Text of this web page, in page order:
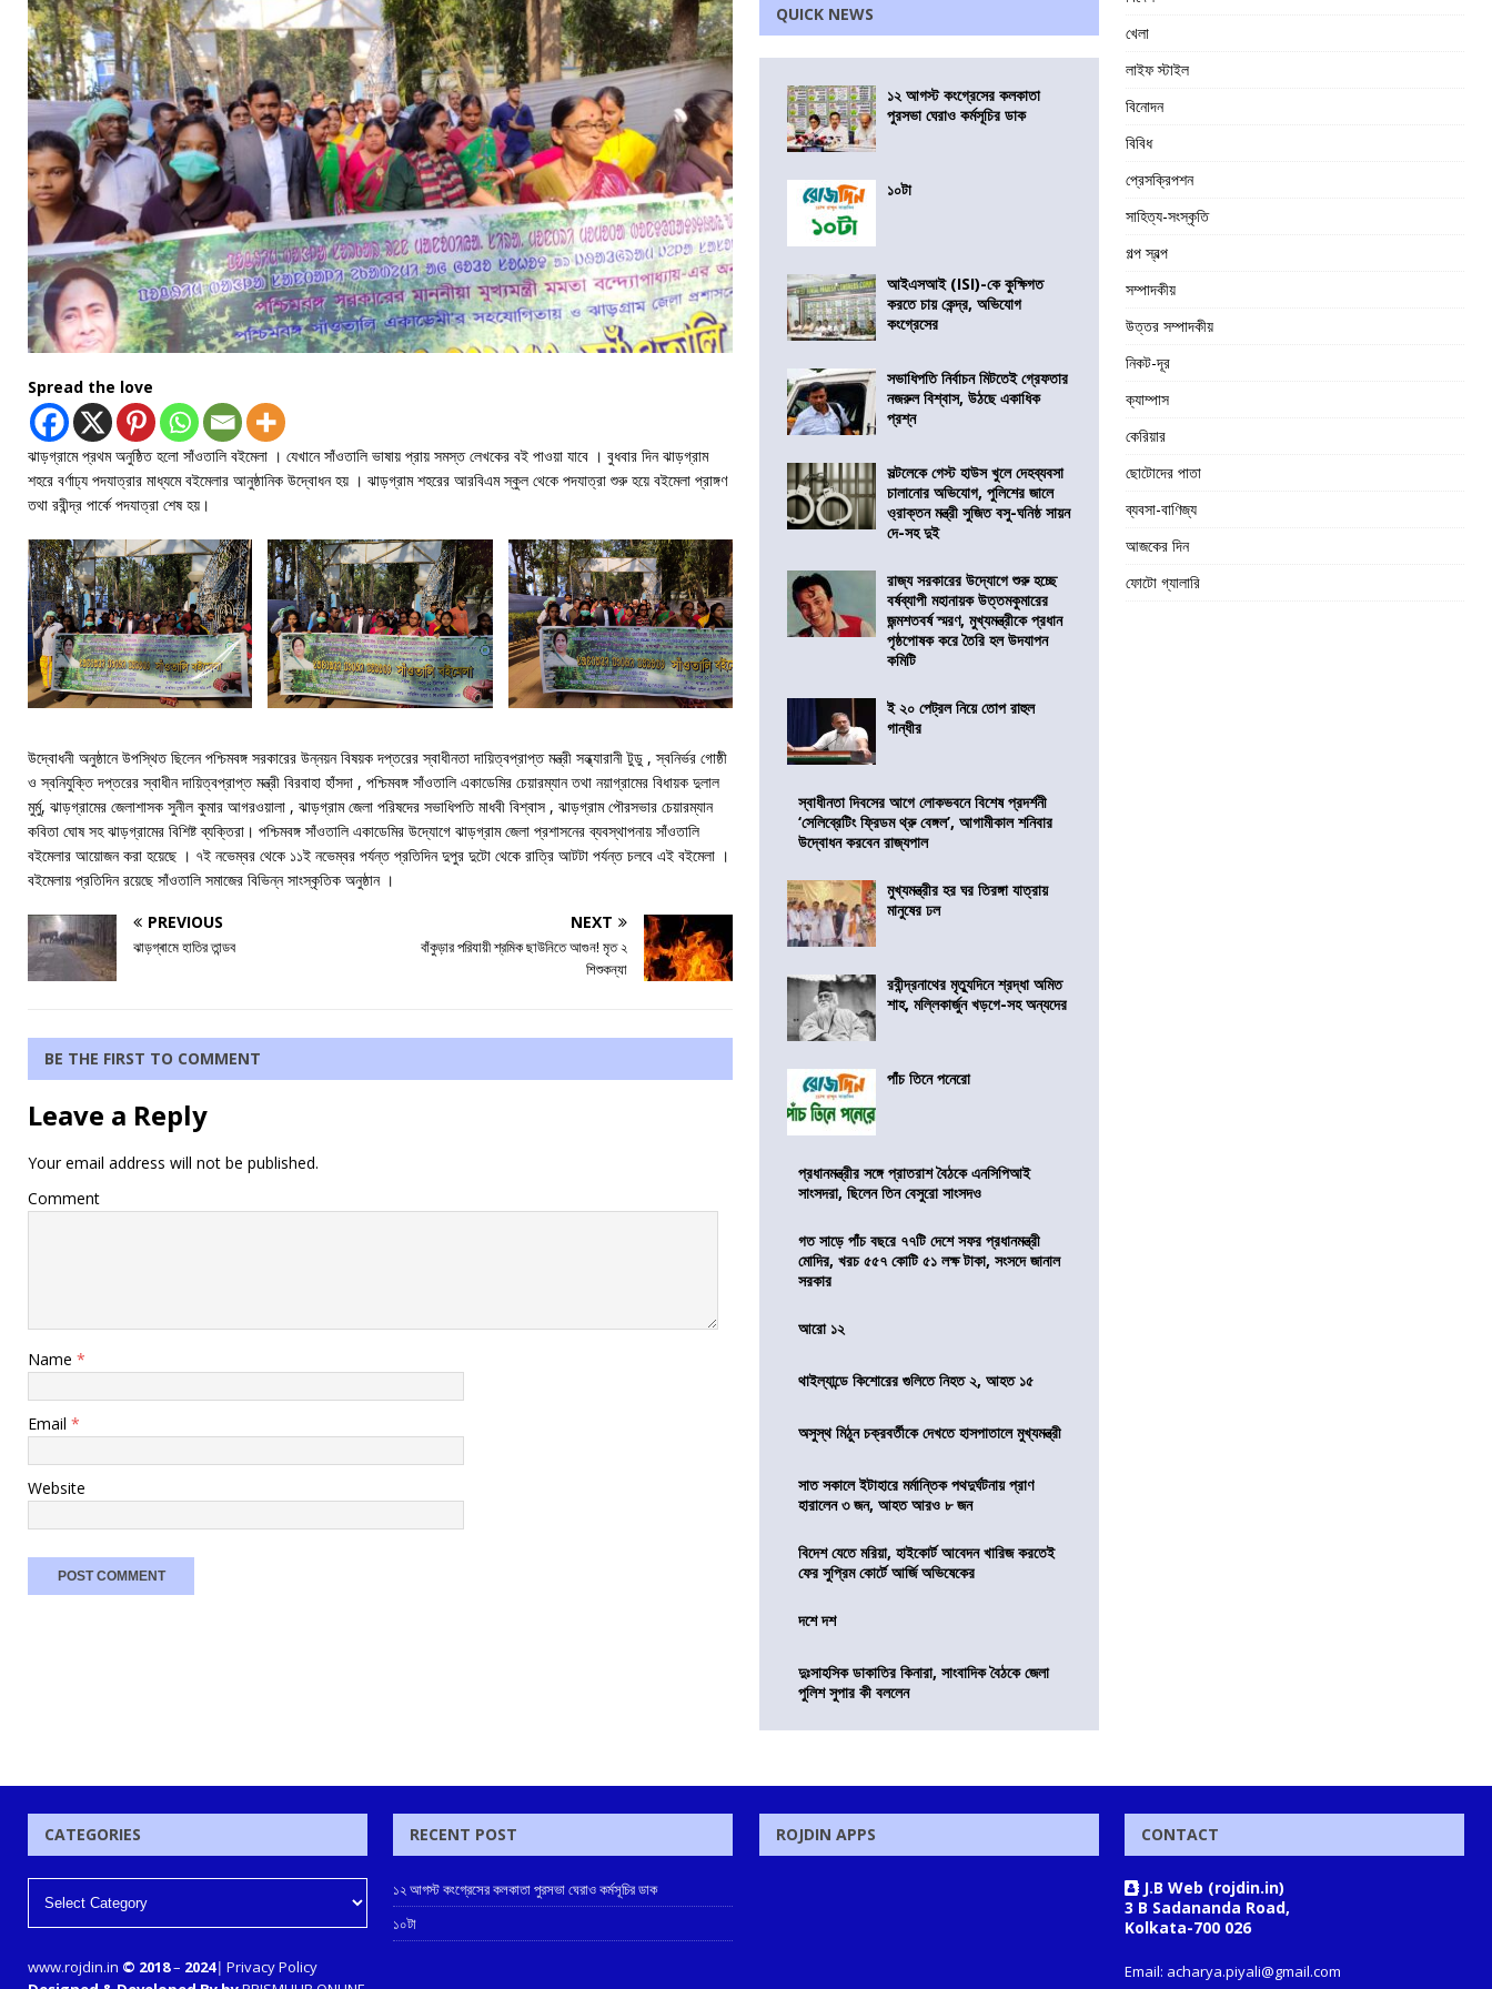
Spread the love
ঝাড়গ্রামে প্রথম অনুষ্ঠিত হলো সাঁওতালি বইমেলা । যেখানে সাঁওতালি ভাষায় প্রায় সমস্ত লেখকের বই পাওয়া যাবে । বুধবার দিন ঝাড়গ্রাম
শহরে বর্ণাঢ্য পদযাত্রার মাধ্যমে বইমেলার আনুষ্ঠানিক উদ্বোধন হয় । ঝাড়গ্রাম শহরের আরবিএম স্কুল থেকে পদযাত্রা শুরু হয়ে বইমেলা প্রাঙ্গণ
তথা রবীন্দ্র পার্কে পদযাত্রা শেষ হয়।
উদ্বোধনী অনুষ্ঠানে উপস্থিত ছিলেন পশ্চিমবঙ্গ সরকারের উন্নয়ন বিষয়ক দপ্তরের স্বাধীনতা দায়িত্বপ্রাপ্ত মন্ত্রী সন্ধ্যারানী টুডু , স্বনির্ভর গোষ্ঠী
ও স্বনিযুক্তি দপ্তরের স্বাধীন দায়িত্বপ্রাপ্ত মন্ত্রী বিরবাহা হাঁসদা , পশ্চিমবঙ্গ সাঁওতালি একাডেমির চেয়ারম্যান তথা নয়াগ্রামের বিধায়ক দুলাল
মুর্মু, ঝাড়গ্রামের জেলাশাসক সুনীল কুমার আগরওয়ালা , ঝাড়গ্রাম জেলা পরিষদের সভাধিপতি মাধবী বিশ্বাস , ঝাড়গ্রাম পৌরসভার চেয়ারম্যান
কবিতা ঘোষ সহ ঝাড়গ্রামের বিশিষ্ট ব্যক্তিরা। পশ্চিমবঙ্গ সাঁওতালি একাডেমির উদ্যোগে ঝাড়গ্রাম জেলা প্রশাসনের ব্যবস্থাপনায় সাঁওতালি
বইমেলার আয়োজন করা হয়েছে । ৭ই নভেম্বর থেকে ১১ই নভেম্বর পর্যন্ত প্রতিদিন দুপুর দুটো থেকে রাত্রি আটটা পর্যন্ত চলবে এই বইমেলা ।
বইমেলায় প্রতিদিন রয়েছে সাঁওতালি সমাজের বিভিন্ন সাংস্কৃতিক অনুষ্ঠান ।
PREVIOUS
ঝাড়গ্ৰামে হাতির তান্ডব
NEXT
বাঁকুড়ার পরিযায়ী শ্রমিক ছাউনিতে আগুন! মৃত ২
শিশুকন্যা
BE THE FIRST TO COMMENT
Leave a Reply
Your email address will not be published.
Comment
Name *
Email *
Website
QUICK NEWS
১২ আগস্ট কংগ্রেসের কলকাতা
পুরসভা ঘেরাও কর্মসূচির ডাক
১০টা
আইএসআই (ISI)-কে কুক্ষিগত
করতে চায় কেন্দ্র, অভিযোগ
কংগ্রেসের
সভাধিপতি নির্বাচন মিটতেই গ্রেফতার
নজরুল বিশ্বাস, উঠছে একাধিক
প্রশ্ন
সল্টলেকে গেস্ট হাউস খুলে দেহব্যবসা
চালানোর অভিযোগ, পুলিশের জালে
ও্রাক্তন মন্ত্রী সুজিত বসু-ঘনিষ্ঠ সায়ন
দে-সহ দুই
রাজ্য সরকারের উদ্যোগে শুরু হচ্ছে
বর্ষব্যাপী মহানায়ক উত্তমকুমারের
জন্মশতবর্ষ স্মরণ, মুখ্যমন্ত্রীকে প্রধান
পৃষ্ঠপোষক করে তৈরি হল উদযাপন
কমিটি
ই ২০ পেট্রল নিয়ে তোপ রাহুল
গান্ধীর
স্বাধীনতা দিবসের আগে লোকভবনে বিশেষ প্রদর্শনী
‘সেলিব্রেটিং ফ্রিডম থ্রু বেঙ্গল’, আগামীকাল শনিবার
উদ্বোধন করবেন রাজ্যপাল
মুখ্যমন্ত্রীর হর ঘর তিরঙ্গা যাত্রায়
মানুষের ঢল
রবীন্দ্রনাথের মৃত্যুদিনে শ্রদ্ধা অমিত
শাহ, মল্লিকার্জুন খড়গে-সহ অন্যদের
পাঁচ তিনে পনেরো
প্রধানমন্ত্রীর সঙ্গে প্রাতরাশ বৈঠকে এনসিপিআই
সাংসদরা, ছিলেন তিন বেসুরো সাংসদও
গত সাড়ে পাঁচ বছরে ৭৭টি দেশে সফর প্রধানমন্ত্রী
মোদির, খরচ ৫৫৭ কোটি ৫১ লক্ষ টাকা, সংসদে জানাল
সরকার
আরো ১২
থাইল্যান্ডে কিশোরের গুলিতে নিহত ২, আহত ১৫
অসুস্থ মিঠুন চক্রবর্তীকে দেখতে হাসপাতালে মুখ্যমন্ত্রী
সাত সকালে ইটাহারে মর্মান্তিক পথদুর্ঘটনায় প্রাণ
হারালেন ৩ জন, আহত আরও ৮ জন
বিদেশ যেতে মরিয়া, হাইকোর্ট আবেদন খারিজ করতেই
ফের সুপ্রিম কোর্টে আর্জি অভিষেকের
দশে দশ
দুঃসাহসিক ডাকাতির কিনারা, সাংবাদিক বৈঠকে জেলা
পুলিশ সুপার কী বললেন
খেলা
লাইফ স্টাইল
বিনোদন
বিবিধ
প্রেসক্রিপশন
সাহিত্য-সংস্কৃতি
গল্প স্বল্প
সম্পাদকীয়
উত্তর সম্পাদকীয়
নিকট-দূর
ক্যাম্পাস
কেরিয়ার
ছোটোদের পাতা
ব্যবসা-বাণিজ্য
আজকের দিন
ফোটো গ্যালারি
CATEGORIES
www.rojdin.in © 2018– 2024| Privacy Policy
RECENT POST
১২ আগস্ট কংগ্রেসের কলকাতা পুরসভা ঘেরাও কর্মসূচির ডাক
১০টা
ROJDIN APPS CONTACT
J.B Web (rojdin.in)
3 B Sadananda Road,
Kolkata-700 026
Email: acharya.piyali@gmail.com